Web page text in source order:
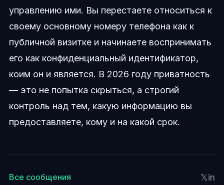
управлению ими. Вы перестаете относиться к
своему основному номеру телефона как к
публичной визитке и начинаете воспринимать
его как конфиденциальный идентификатор,
коим он и является. В 2026 году приватность
— это не попытка скрыться, а строгий
контроль над тем, какую информацию вы
предоставляете, кому и на какой срок.
Все сообщения 𝕏in